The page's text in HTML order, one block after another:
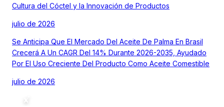
Cultura del Cóctel y la Innovación de Productos
julio de 2026
Se Anticipa Que El Mercado Del Aceite De Palma En Brasil
Crecerá A Un CAGR Del 14% Durante 2026-2035, Ayudado
Por El Uso Creciente Del Producto Como Aceite Comestible
julio de 2026